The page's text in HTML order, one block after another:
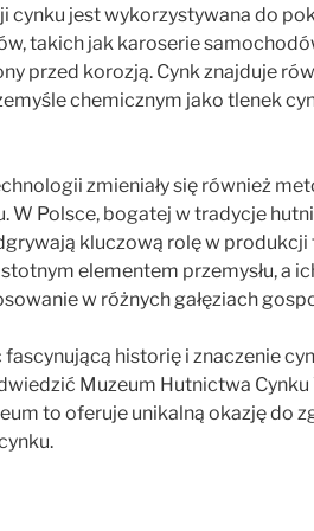
cynku jest wykorzystywana do
takich jak karoserie
przed korozją. Cynk znajduje
chemicznym jako tlenek
zmieniały się również
W Polsce, bogatej w tradycje
kluczową rolę w produkcji
elementem przemysłu, a
w różnych gałęziach
historię i znaczenie
Muzeum Hutnictwa Cynku
to oferuje unikalną okazję do